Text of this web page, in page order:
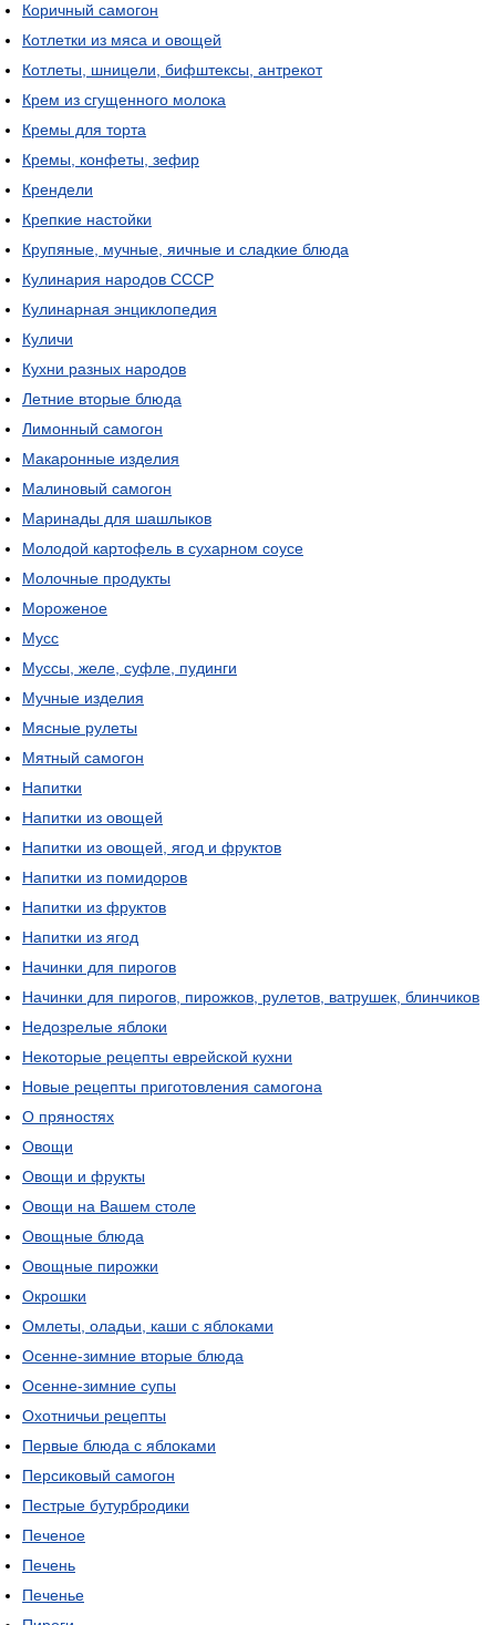
Коричный самогон
Котлетки из мяса и овощей
Котлеты, шницели, бифштексы, антрекот
Крем из сгущенного молока
Кремы для торта
Кремы, конфеты, зефир
Крендели
Крепкие настойки
Крупяные, мучные, яичные и сладкие блюда
Кулинария народов СССР
Кулинарная энциклопедия
Куличи
Кухни разных народов
Летние вторые блюда
Лимонный самогон
Макаронные изделия
Малиновый самогон
Маринады для шашлыков
Молодой картофель в сухарном соусе
Молочные продукты
Мороженое
Мусс
Муссы, желе, суфле, пудинги
Мучные изделия
Мясные рулеты
Мятный самогон
Напитки
Напитки из овощей
Напитки из овощей, ягод и фруктов
Напитки из помидоров
Напитки из фруктов
Напитки из ягод
Начинки для пирогов
Начинки для пирогов, пирожков, рулетов, ватрушек, блинчиков
Недозрелые яблоки
Некоторые рецепты еврейской кухни
Новые рецепты приготовления самогона
О пряностях
Овощи
Овощи и фрукты
Овощи на Вашем столе
Овощные блюда
Овощные пирожки
Окрошки
Омлеты, оладьи, каши с яблоками
Осенне-зимние вторые блюда
Осенне-зимние супы
Охотничьи рецепты
Первые блюда с яблоками
Персиковый самогон
Пестрые бутурбродики
Печеное
Печень
Печенье